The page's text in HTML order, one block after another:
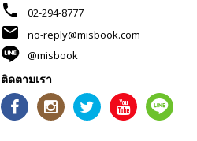
phone 02-294-8777
mail
no-reply@misbook.com
@misbook
ติดตามเรา